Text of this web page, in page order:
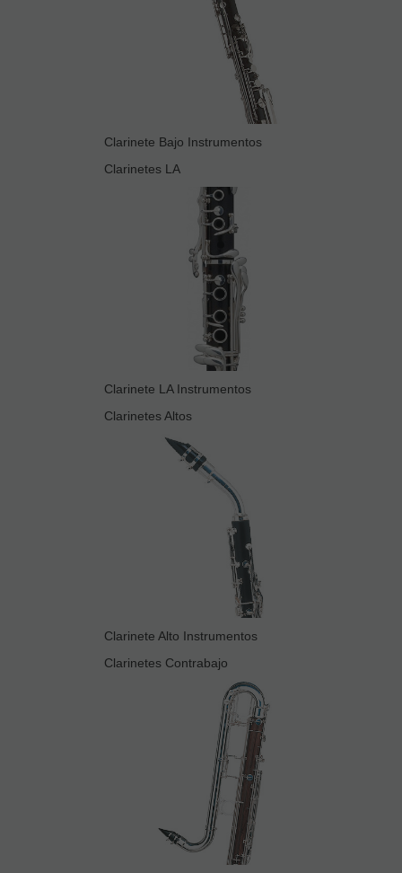
Clarinete Bajo Instrumentos
Clarinetes LA
Clarinete LA Instrumentos
Clarinetes Altos
Clarinete Alto Instrumentos
Clarinetes Contrabajo